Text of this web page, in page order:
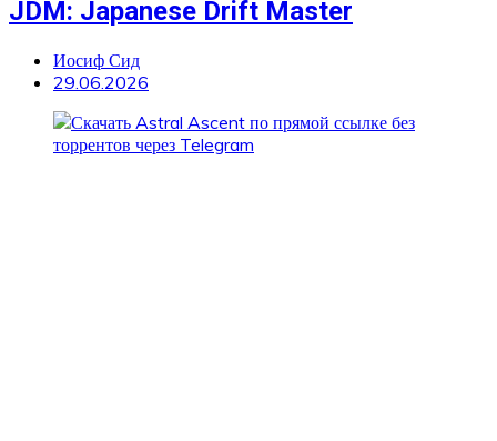
JDM: Japanese Drift Master
Иосиф Сид
29.06.2026